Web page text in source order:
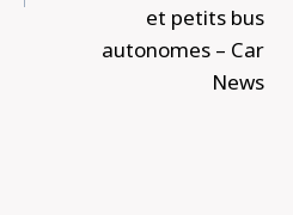
et petits bus
autonomes – Car
News